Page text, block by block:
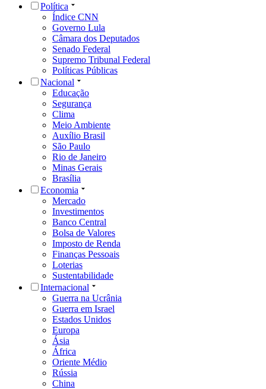
Política
Índice CNN
Governo Lula
Câmara dos Deputados
Senado Federal
Supremo Tribunal Federal
Políticas Públicas
Nacional
Educação
Segurança
Clima
Meio Ambiente
Auxílio Brasil
São Paulo
Rio de Janeiro
Minas Gerais
Brasília
Economia
Mercado
Investimentos
Banco Central
Bolsa de Valores
Imposto de Renda
Finanças Pessoais
Loterias
Sustentabilidade
Internacional
Guerra na Ucrânia
Guerra em Israel
Estados Unidos
Europa
Ásia
África
Oriente Médio
Rússia
China